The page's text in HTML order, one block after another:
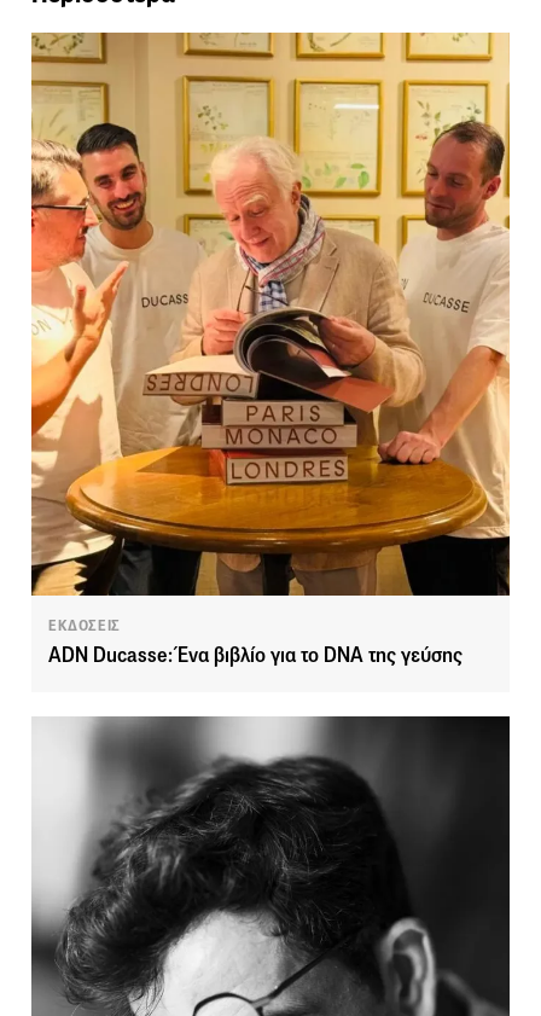
ΕΚΔΟΣΕΙΣ
ADN Ducasse: Ένα βιβλίο για το DNA της γεύσης